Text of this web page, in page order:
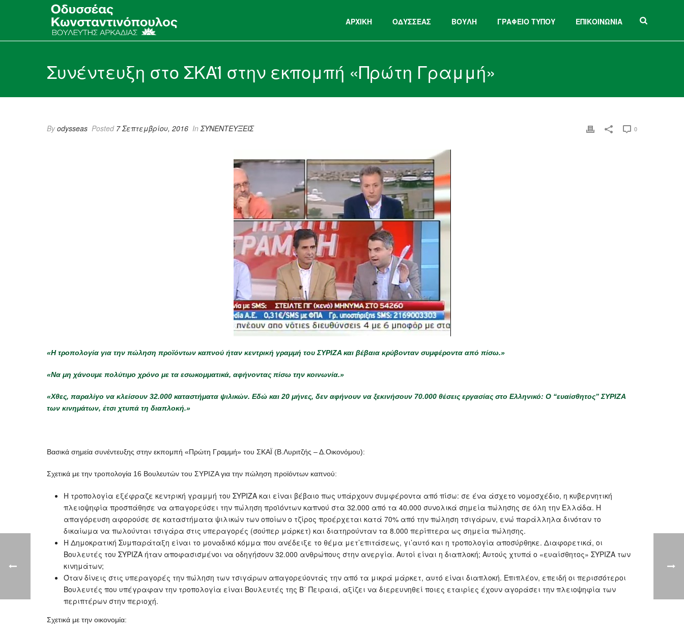
ΑΡΧΙΚΉ ΟΔΥΣΣΕΑΣ ΒΟΥΛΗ ΓΡΑΦΕΙΟ ΤΥΠΟΥ ΕΠΙΚΟΙΝΩΝΙΑ
Συνέντευξη στο ΣΚΑΪ στην εκπομπή «Πρώτη Γραμμή»
Byodysseas Posted 7 Σεπτεμβρίου, 2016 InΣΥΝΕΝΤΕΥΞΕΙΣ 0
«Η τροπολογία για την πώληση προϊόντων καπνού ήταν κεντρική γραμμή του ΣΥΡΙΖΑ και βέβαια κρύβονταν συμφέροντα από πίσω.»
«Να μη χάνουμε πολύτιμο χρόνο με τα εσωκομματικά, αφήνοντας πίσω την κοινωνία.»
«Χθες, παραλίγο να κλείσουν 32.000 καταστήματα ψιλικών. Εδώ και 20 μήνες, δεν αφήνουν να ξεκινήσουν 70.000 θέσεις εργασίας στο Ελληνικό: Ο “ευαίσθητος” ΣΥΡΙΖΑ
των κινημάτων, έτσι χτυπά τη διαπλοκή.»
Βασικά σημεία συνέντευξης στην εκπομπή «Πρώτη Γραμμή» του ΣΚΑΪ (Β.Λυριτζής – Δ.Οικονόμου):
Σχετικά με την τροπολογία 16 Βουλευτών του ΣΥΡΙΖΑ για την πώληση προϊόντων καπνού:
Η τροπολογία εξέφραζε κεντρική γραμμή του ΣΥΡΙΖΑ και είναι βέβαιο πως υπάρχουν συμφέροντα από πίσω: σε ένα άσχετο νομοσχέδιο, η κυβερνητική
πλειοψηφία προσπάθησε να απαγορεύσει την πώληση προϊόντων καπνού στα 32.000 από τα 40.000 συνολικά σημεία πώλησης σε όλη την Ελλάδα. Η
απαγόρευση αφορούσε σε καταστήματα ψιλικών των οποίων ο τζίρος προέρχεται κατά 70% από την πώληση τσιγάρων, ενώ παράλληλα δινόταν το
δικαίωμα να πωλούνται τσιγάρα στις υπεραγορές (σούπερ μάρκετ) και διατηρούνταν τα 8.000 περίπτερα ως σημεία πώλησης.
Η Δημοκρατική Συμπαράταξη είναι το μοναδικό κόμμα που ανέδειξε το θέμα μετ’επιτάσεως, γι’αυτό και η τροπολογία αποσύρθηκε. Διαφορετικά, οι
Βουλευτές του ΣΥΡΙΖΑ ήταν αποφασισμένοι να οδηγήσουν 32.000 ανθρώπους στην ανεργία. Αυτοί είναι η διαπλοκή; Αυτούς χτυπά ο «ευαίσθητος» ΣΥΡΙΖΑ των
κινημάτων;
Όταν δίνεις στις υπεραγορές την πώληση των τσιγάρων απαγορεύοντάς την από τα μικρά μάρκετ, αυτό είναι διαπλοκή. Επιπλέον, επειδή οι περισσότεροι
Βουλευτές που υπέγραφαν την τροπολογία είναι Βουλευτές της Β΄ Πειραιά, αξίζει να διερευνηθεί ποιες εταιρίες έχουν αγοράσει την πλειοψηφία των
περιπτέρων στην περιοχή.
Σχετικά με την οικονομία: